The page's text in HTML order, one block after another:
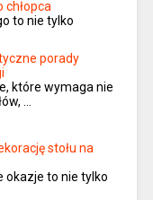
chłopca
to nie tylko
porady
które wymaga nie
…
stołu na
okazje to nie tylko